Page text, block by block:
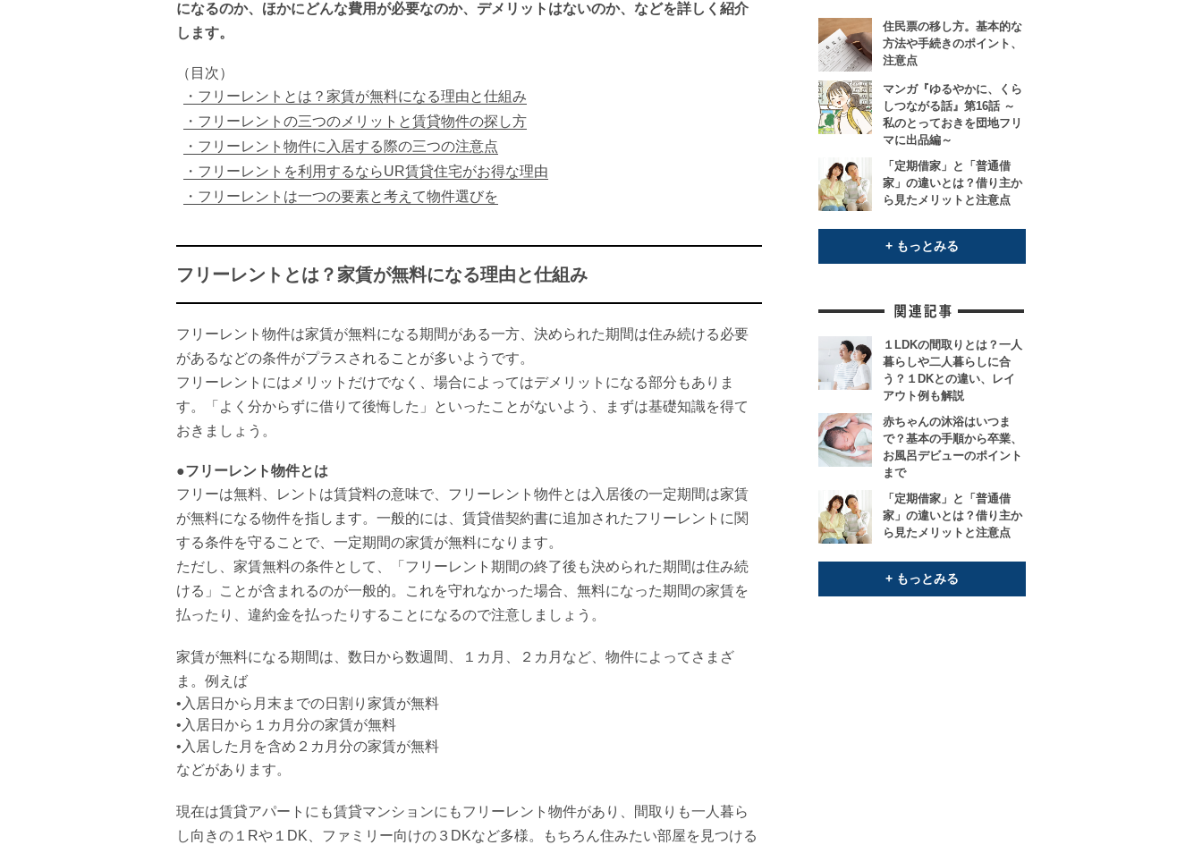
になるのか、ほかにどんな費用が必要なのか、デメリットはないのか、などを詳しく紹介
します。
（目次）
フリーレントとは？家賃が無料になる理由と仕組み
フリーレントの三つのメリットと賃貸物件の探し方
フリーレント物件に入居する際の三つの注意点
フリーレントを利用するならUR賃貸住宅がお得な理由
フリーレントは一つの要素と考えて物件選びを
フリーレントとは？家賃が無料になる理由と仕組み
フリーレント物件は家賃が無料になる期間がある一方、決められた期間は住み続ける必要
があるなどの条件がプラスされることが多いようです。
フリーレントにはメリットだけでなく、場合によってはデメリットになる部分もありま
す。「よく分からずに借りて後悔した」といったことがないよう、まずは基礎知識を得て
おきましょう。
●フリーレント物件とは
フリーは無料、レントは賃貸料の意味で、フリーレント物件とは入居後の一定期間は家賃
が無料になる物件を指します。一般的には、賃貸借契約書に追加されたフリーレントに関
する条件を守ることで、一定期間の家賃が無料になります。
ただし、家賃無料の条件として、「フリーレント期間の終了後も決められた期間は住み続
ける」ことが含まれるのが一般的。これを守れなかった場合、無料になった期間の家賃を
払ったり、違約金を払ったりすることになるので注意しましょう。
家賃が無料になる期間は、数日から数週間、１カ月、２カ月など、物件によってさまざ
ま。例えば
•入居日から月末までの日割り家賃が無料
•入居日から１カ月分の家賃が無料
•入居した月を含め２カ月分の家賃が無料
などがあります。
現在は賃貸アパートにも賃貸マンションにもフリーレント物件があり、間取りも一人暮ら
し向きの１Rや１DK、ファミリー向けの３DKなど多様。もちろん住みたい部屋を見つける
住民票の移し方。基本的な
方法や手続きのポイント、
注意点
マンガ『ゆるやかに、くら
しつながる話』第16話 ～
私のとっておきを団地フリ
マに出品編～
「定期借家」と「普通借
家」の違いとは？借り主か
ら見たメリットと注意点
+ もっとみる
１LDKの間取りとは？一人
暮らしや二人暮らしに合
う？１DKとの違い、レイ
アウト例も解説
赤ちゃんの沐浴はいつま
で？基本の手順から卒業、
お風呂デビューのポイント
まで
「定期借家」と「普通借
家」の違いとは？借り主か
ら見たメリットと注意点
+ もっとみる